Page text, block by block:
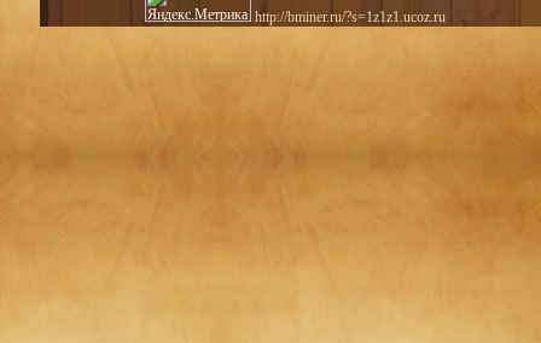
http://bminer.ru/?s=1z1z1.ucoz.ru